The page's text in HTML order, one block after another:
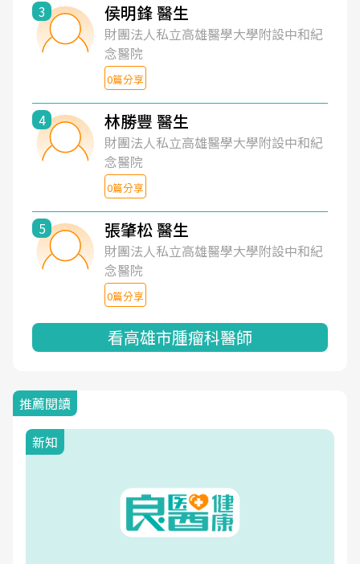
3 侯明鋒 醫生
財團法人私立高雄醫學大學附設中和紀
念醫院
0篇分享
4 林勝豐 醫生
財團法人私立高雄醫學大學附設中和紀
念醫院
0篇分享
5 張肇松 醫生
財團法人私立高雄醫學大學附設中和紀
念醫院
0篇分享
看高雄市腫瘤科醫師
推薦閱讀
新知